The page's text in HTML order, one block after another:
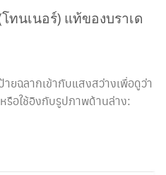
นเนอร์) แท้ของบราเด
ยฉลากเข้ากับแสงสว่างเพื่อดูว่า
รือใช้อิงกับรูปภาพด้านล่าง: